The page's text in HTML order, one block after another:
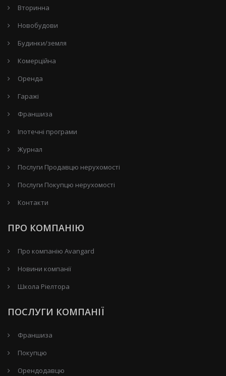
Вторинна
Новобудови
Будинки/земля
Комерційна
Оренда
Гаражі
Франшиза
Іпотечні програми
Журнал
Послуги Продавцю нерухомості
Послуги Покупцю нерухомості
Контакти
ПРО КОМПАНІЮ
Про компанію Avangard
Новини компанії
Школа Ріелтора
ПОСЛУГИ КОМПАНІЇ
Франшиза
Покупцю
Орендодавцю